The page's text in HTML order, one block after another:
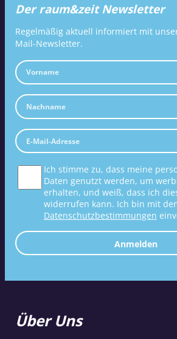
Der raum&zeit Newsletter
Regelmäßig aktuell informiert mit
Mail-Newsletter.
Ich stimme zu, dass meine
Daten genutzt werden, um
erhalten, und weiß, dass ich
widerrufen kann. Ich bin mit
Datenschutzbestimmungen
Anmelden
Über Uns